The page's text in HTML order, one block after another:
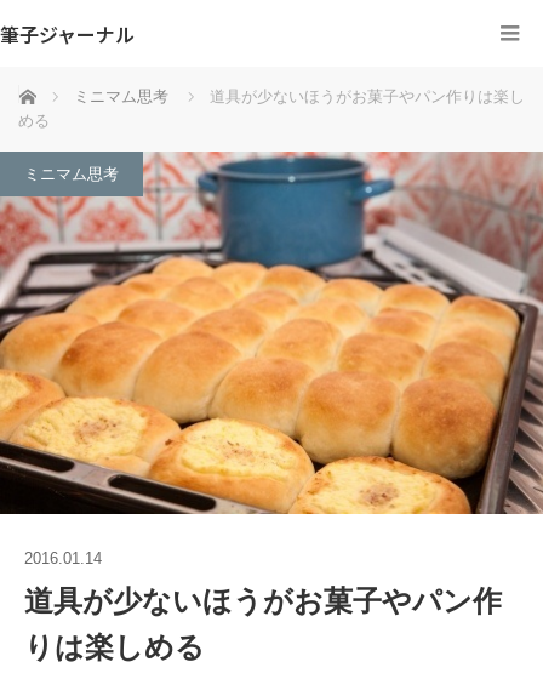
筆子ジャーナル
ホーム ミニマム思考
道具が少ないほうがお菓子やパン作りは楽し
める
ミニマム思考
2016.01.14
道具が少ないほうがお菓子やパン作
りは楽しめる